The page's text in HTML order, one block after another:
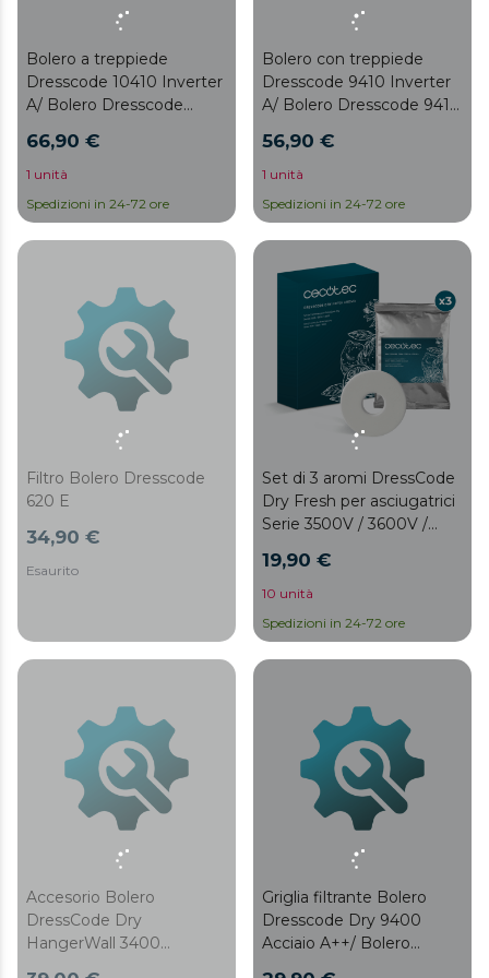
Bolero a treppiede
Dresscode 10410 Inverter
A/ Bolero Dresscode
Bolero Dresscode 12410
Inverter A-10%/ Bolero
Dresscode 12410 Inverter
Steel A/ Bolero Dresscode
12500 Inverter/ Bolero
66,90 €
1 unità
Spedizioni in 24-72 ore
Bolero con treppiede
Dresscode 9410 Inverter
A/ Bolero Dresscode 9410
56,90 €
1 unità
Spedizioni in 24-72 ore
Filtro Bolero Dresscode
620 E
34,90 €
Esaurito
Set di 3 aromi DressCode
Dry Fresh per asciugatrici
Serie 3500V / 3600V /
Connected
19,90 €
10 unità
Spedizioni in 24-72 ore
Accesorio Bolero
DressCode Dry
HangerWall 3400
Griglia filtrante Bolero
Dresscode Dry 9400
Acciaio A++/ Bolero